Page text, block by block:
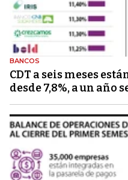
BANCOS
CDT a seis meses
desde 7,8%, a un año